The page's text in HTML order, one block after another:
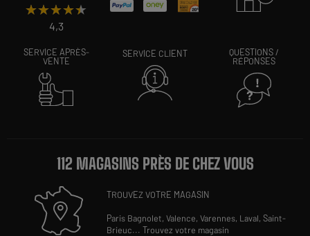
★★★★★
★★★★★
4,3
SERVICE APRÈS-
VENTE
SERVICE CLIENT
QUESTIONS /
RÉPONSES
112 MAGASINS PRÈS DE CHEZ VOUS
TROUVEZ VOTRE MAGASIN
Paris Bagnolet,Valence,Varennes, Laval,Saint-
Brieuc...Trouvez votre magasin